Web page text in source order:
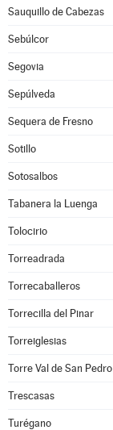
Sauquillo de Cabezas
Sebúlcor
Segovia
Sepúlveda
Sequera de Fresno
Sotillo
Sotosalbos
Tabanera la Luenga
Tolocirio
Torreadrada
Torrecaballeros
Torrecilla del Pinar
Torreiglesias
Torre Val de San Pedro
Trescasas
Turégano